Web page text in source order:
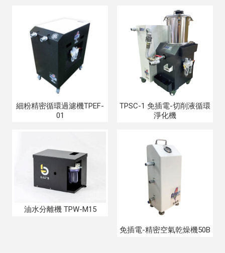
細粉精密循環過濾機TPEF-
01
TPSC-1 免插電-切削液循環
淨化機
油水分離機 TPW-M15
免插電-精密空氣乾燥機50B